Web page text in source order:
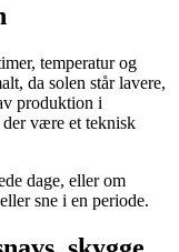
temperatur og
da solen står lavere,
produktion i
der være et teknisk
dage, eller om
sne i en periode.